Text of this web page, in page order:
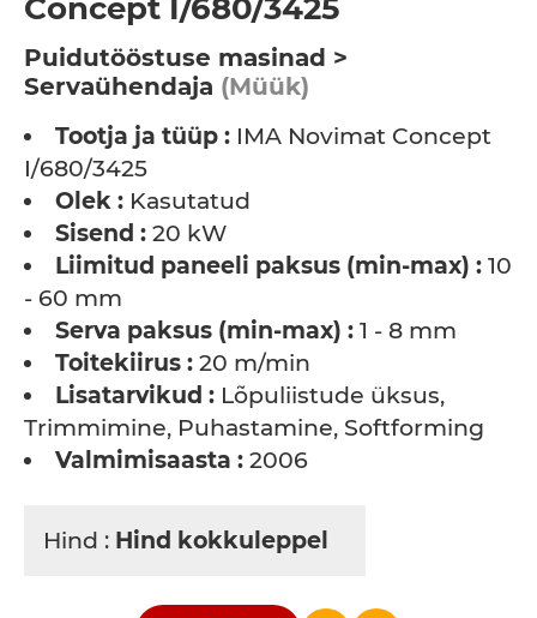
Concept I/680/3425
Puidutööstuse masinad >
Servaühendaja (Müük)
Tootja ja tüüp : IMA Novimat Concept
I/680/3425
Olek : Kasutatud
Sisend : 20 kW
Liimitud paneeli paksus (min-max) : 10
- 60 mm
Serva paksus (min-max) : 1 - 8 mm
Toitekiirus : 20 m/min
Lisatarvikud : Lõpuliistude üksus,
Trimmimine, Puhastamine, Softforming
Valmimisaasta : 2006
Hind : Hind kokkuleppel